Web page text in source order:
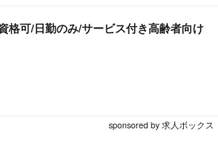
格可/日勤のみ/サービス付き高齢者向け
sponsored by 求人ボックス